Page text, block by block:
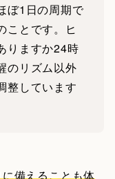
ぼ1日の周期で
ことです。ヒ
りますか24時
のリズム以外
整しています
備えることも体